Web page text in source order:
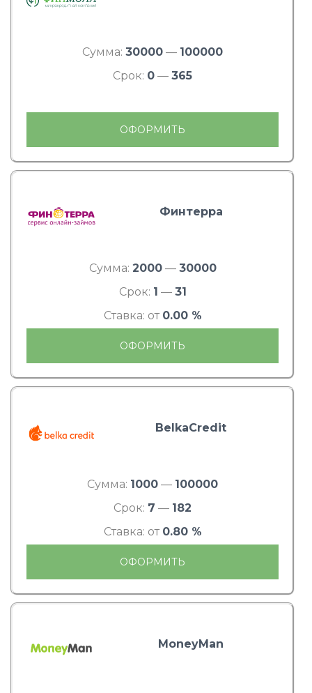
Сумма: 30000 — 100000
Срок: 0 — 365
ОФОРМИТЬ
Финтерра
Сумма: 2000— 30000
Срок: 1 — 31
Ставка: от 0.00 %
ОФОРМИТЬ
BelkaCredit
Сумма: 1000 — 100000
Срок: 7 — 182
Ставка: от 0.80 %
ОФОРМИТЬ
MoneyMan